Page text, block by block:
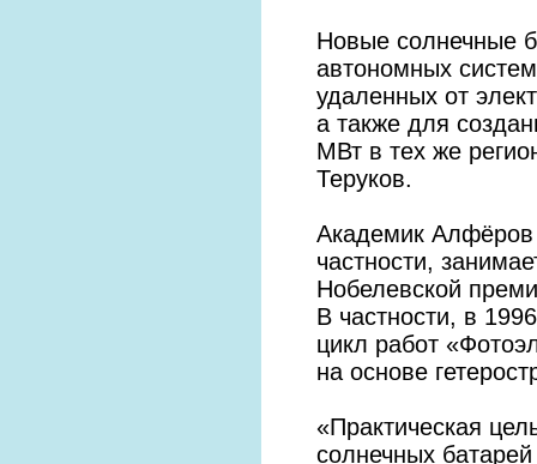
Новые солнечные
автономных
удаленных от
а также для
МВт в тех же
Теруков.
Академик Алфёров
частности,
Нобелевской
В частности, в
цикл работ
на основе
«Практическая
солнечных